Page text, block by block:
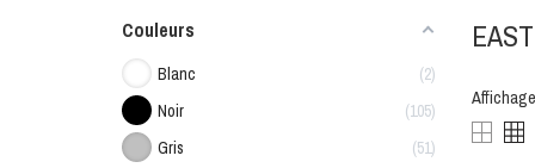
Couleurs
Blanc
2
Noir
105
Gris
51